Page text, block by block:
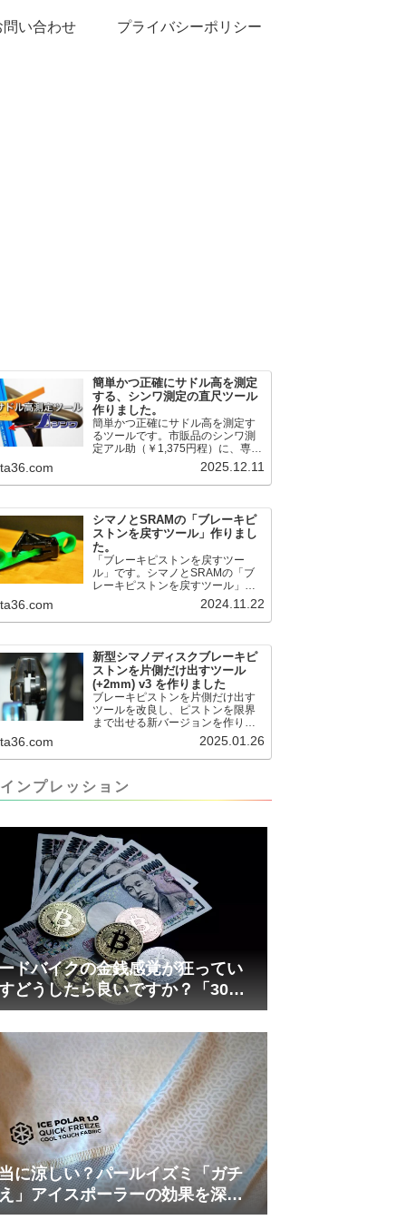
問い合わせ プライバシーポリシー
簡単かつ正確にサドル高を測定
する、シンワ測定の直尺ツール
作りました。
簡単かつ正確にサドル高を測定す
るツールです。市販品のシンワ測
定アル助（￥1,375円程）に、専用
のサドル高測定ツールを取り付け
て使用します。これまで以上に、
サドル高を容易に測定できるよう
Sokutei) アルミ直尺 アル助 1m ホ
ワイト 65445posted at 2025.12.12
シンワ測定(Shinwa Sokutei)
￥1,375Amazon.c...
2025.12.11
シマノとSRAMの「ブレーキピ
ストンを戻すツール」作りまし
た。
「ブレーキピストンを戻すツー
ル」です。シマノとSRAMの「ブ
レーキピストンを戻すツール」作
りました。出したからには、戻す
必要が。。。でも、タイヤレバー
や六角レンチはつかってはダメだ
戻すツール」
pic.twitter.com/jiwVmCb32N— IT技
術者ロードバイク (@FJT_TKS)
November 22, 2024何ができるの
かというと、出ているピス...
2024.11.22
新型シマノディスクブレーキピ
ストンを片側だけ出すツール
(+2mm) v3 を作りました
ブレーキピストンを片側だけ出す
ツールを改良し、ピストンを限界
まで出せる新バージョンを作りま
した。前作よりも+2.18mm出せる
ようになりました。寸法設計に関
しては、数パターンを作って、オ
も安全な寸法設計に落ち着いてい
ます。ピストン出しチキンレース
れしましたが、ギリギリまで攻め
てますのでピストン内部の汚れを
さらに掃除できると思います。前
作の...
2025.01.26
ンプレッション
ドバイクの金銭感覚が狂ってい
どうしたら良いですか？「30万
安い」の正体
に涼しい？パールイズミ「ガチ
」アイスポーラーの効果を深部
計COREで測ってみた